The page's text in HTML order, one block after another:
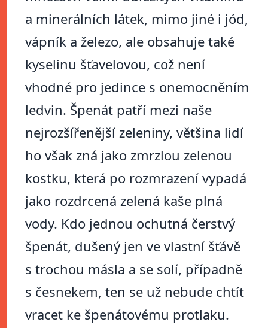
a minerálních látek, mimo jiné i jód,
vápník a železo, ale obsahuje také
kyselinu šťavelovou, což není
vhodné pro jedince s onemocněním
ledvin. Špenát patří mezi naše
nejrozšířenější zeleniny, většina lidí
ho však zná jako zmrzlou zelenou
kostku, která po rozmrazení vypadá
jako rozdrcená zelená kaše plná
vody. Kdo jednou ochutná čerstvý
špenát, dušený jen ve vlastní šťávě
s trochou másla a se solí, případně
s česnekem, ten se už nebude chtít
vracet ke špenátovému protlaku.